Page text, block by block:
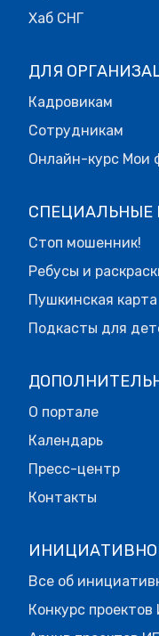
Хаб СНГ
ДЛЯ
Кадровикам
Сотрудникам
Онлайн-курс Мои
СПЕЦИАЛЬНЫЕ
Стоп мошенник!
Ребусы и
Пушкинская карта
Подкасты для
О портале
Календарь
Пресс-центр
Контакты
Все об
Конкурс проектов